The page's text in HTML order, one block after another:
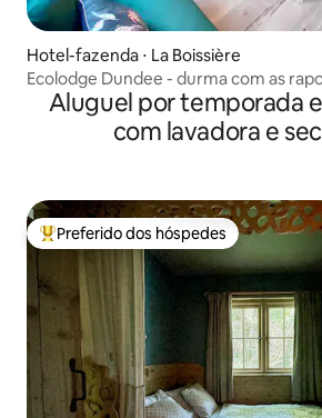
Hotel-fazenda ⋅ La Boissière
Ecolodge Dundee - durma com as
Aluguel por temporada
com lavadora e
Entre os melhores preferidos dos
Preferido dos hóspedes